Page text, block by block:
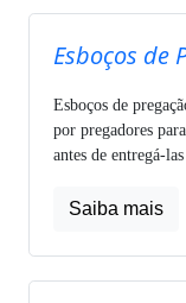
Esboços de
Esboços de
por pregadores
antes de entregá-
Saiba mais